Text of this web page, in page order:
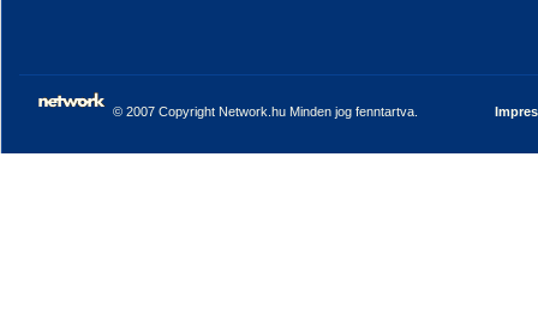
© 2007 Copyright Network.hu Minden jog fenntartva.